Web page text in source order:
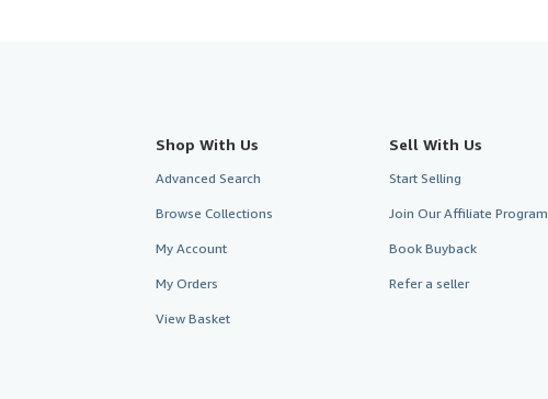
Shop With Us
Advanced Search
Browse Collections
My Account
My Orders
View Basket
Sell With Us
Start Selling
Join Our Affiliate Program
Book Buyback
Refer a seller